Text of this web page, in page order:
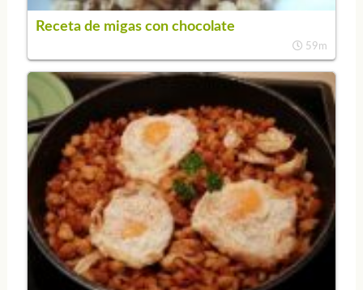
Receta de migas con chocolate
59m